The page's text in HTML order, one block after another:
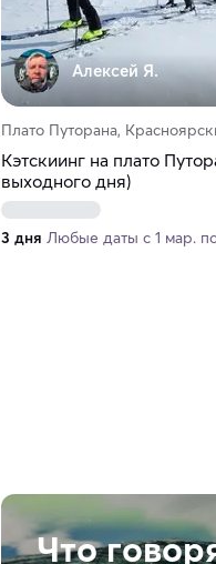
Алексей Я.
Плато Путорана,
Кэтскиинг на плато
выходного дня)
3 дня Любые даты с 1 мар.
Что